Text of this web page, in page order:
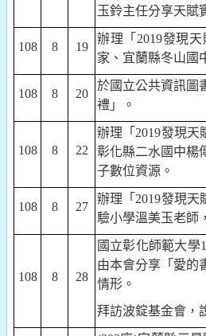
玉鈴主任分享天賦
108 8 19
辦理「 2019發現天
家、宜蘭縣冬山國
108 8 20
於國立公共資訊圖
禮」。
108 8 22
辦理「 2019發現天
彰化縣二水國中楊
子數位資源。
108 8 27
辦理「 2019發現天
驗小學溫美玉老師
108 8 28
國立彰化師範大學
由本會分享「愛的
情形。
拜訪波錠基金會，